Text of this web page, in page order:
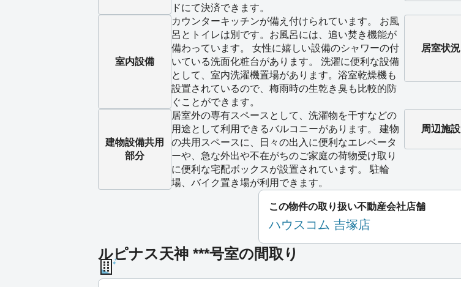
ドにて決済できます。
室内設備
カウンターキッチンが備え付けられています。 お風
呂とトイレは別です。お風呂には、追い焚き機能が
備わっています。 女性に嬉しい設備のシャワーの付
いている洗面化粧台があります。 洗濯に便利な設備
として、室内洗濯機置場があります。浴室乾燥機も
設置されているので、梅雨時の生乾き臭も比較的防
ぐことができます。
居室状況
建物設備共用
部分
居室外の専有スペースとして、洗濯物を干すなどの
用途として利用できるバルコニーがあります。 建物
の共用スペースに、日々の出入に便利なエレベータ
ーや、急な外出や不在がちのご家庭の荷物受け取り
に便利な宅配ボックスが設置されています。 駐輪
場、バイク置き場が利用できます。
周辺施設
この物件の取り扱い不動産会社店舗
ハウスコム 吉塚店
ルピナス天神 ***号室の間取り